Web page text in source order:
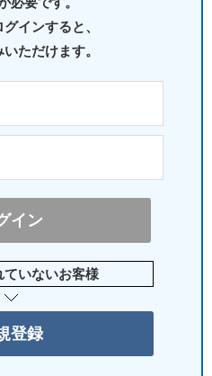
インすると、
ただけます。
ていないお客様